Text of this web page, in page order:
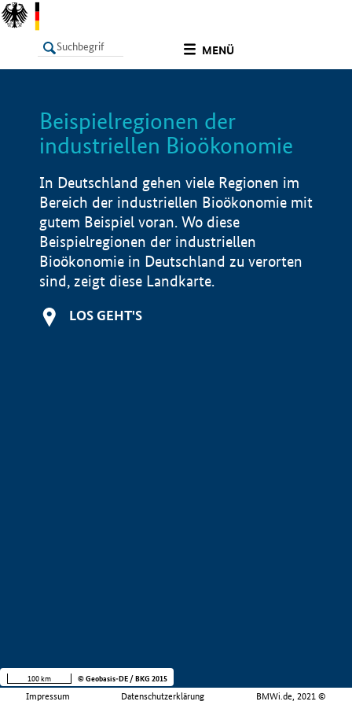
MENÜ
LISTE
Beispielregionen der
industriellen Bioökonomie
In Deutschland gehen viele Regionen im
Bereich der industriellen Bioökonomie mit
gutem Beispiel voran. Wo diese
Beispielregionen der industriellen
Bioökonomie in Deutschland zu verorten
sind, zeigt diese Landkarte.
LOS GEHT'S
Impressum Datenschutzerklärung BMWi.de, 2021 ©
100 km © Geobasis-DE / BKG 2015